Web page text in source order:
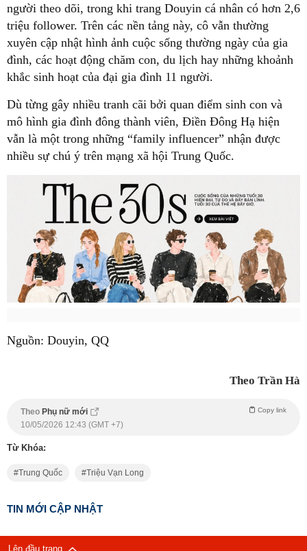
người theo dõi, trong khi trang Douyin cá nhân có hơn 2,6
triệu follower. Trên các nền tảng này, cô vẫn thường
xuyên cập nhật hình ảnh cuộc sống thường ngày của gia
đình, các hoạt động chăm con, du lịch hay những khoảnh
khắc sinh hoạt của đại gia đình 11 người.
Dù từng gây nhiều tranh cãi bởi quan điểm sinh con và
mô hình gia đình đông thành viên, Điền Đông Hạ hiện
vẫn là một trong những “family influencer” nhận được
nhiều sự chú ý trên mạng xã hội Trung Quốc.
Nguồn: Douyin, QQ
Theo Trần Hà
Theo Phụ nữ mới Copy link
10/05/2026 12:43 (GMT +7)
Từ Khóa:
Trung Quốc Triệu Vạn Long
TIN MỚI CẬP NHẬT
Lên đầu trang